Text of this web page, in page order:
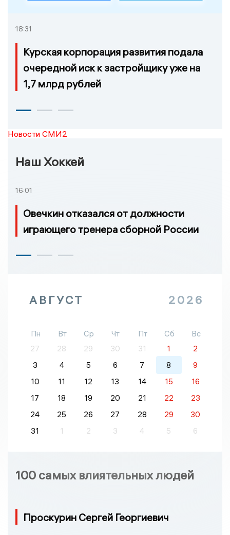
18:31
Курская корпорация развития подала
очередной иск к застройщику уже на
1,7 млрд рублей
Новости СМИ2
Наш Хоккей
16:01
Овечкин отказался от должности
играющего тренера сборной России
АВГУСТ 2026
Пн Вт Ср Чт Пт Сб
Вс
27
28 29 30 31 1
2
3
4 5 6 7 8
9
10
11 12 13 14 15
16
17
18 19 20 21 22
23
24
25 26 27 28 29
30
31
1 2 3 4 5 6
100 самых влиятельных людей
Проскурин Сергей Георгиевич